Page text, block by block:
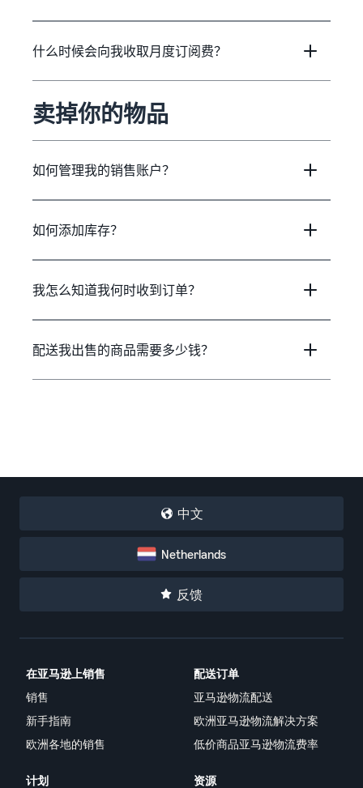
什么时候会向我收取月度订阅费？
卖掉你的物品
如何管理我的销售账户？
如何添加库存？
我怎么知道我何时收到订单？
配送我出售的商品需要多少钱？
中文
Netherlands
反馈
在亚马逊上销售
销售
新手指南
欧洲各地的销售
配送订单
亚马逊物流配送
欧洲亚马逊物流解决方案
低价商品亚马逊物流费率
计划
资源